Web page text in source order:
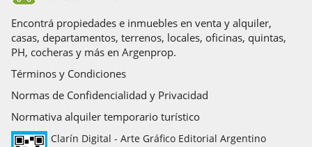
Encontrá propiedades e inmuebles en venta y alquiler,
casas, departamentos, terrenos, locales, oficinas, quintas,
PH, cocheras y más en Argenprop.
Términos y Condiciones
Normas de Confidencialidad y Privacidad
Normativa alquiler temporario turístico
Clarín Digital - Arte Gráfico Editorial Argentino